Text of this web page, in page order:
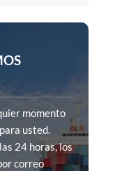
momento
usted.
24 horas, los
correo